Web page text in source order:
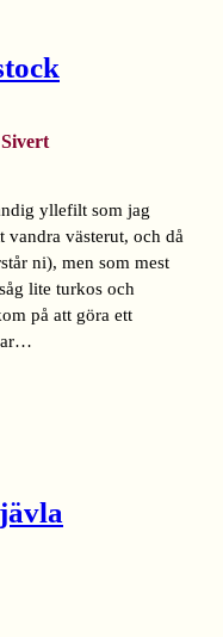
yllefilt som jag
vandra västerut, och då
ni), men som mest
lite turkos och
på att göra ett